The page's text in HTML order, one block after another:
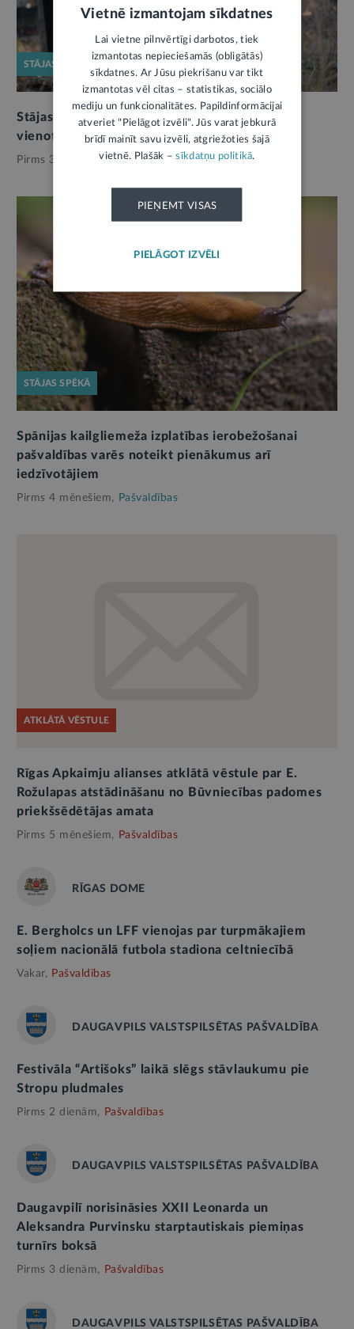
STĀJAS SPĒKĀ
Stājas spēkā jaunais Kapsētu likums: turpmāk
vienots regulējums visām pašvaldībām
Pirms 3 mēnešiem, Pašvaldības
STĀJAS SPĒKĀ
Spānijas kailgliemeža izplatības ierobežošanai
pašvaldības varēs noteikt pienākumus arī
iedzīvotājiem
Pirms 4 mēnešiem, Pašvaldības
ATKLĀTĀ VĒSTULE
Rīgas Apkaimju alianses atklātā vēstule par E.
Rožulapas atstādināšanu no Būvniecības padomes
priekšsēdētājas amata
Pirms 5 mēnešiem, Pašvaldības
RĪGAS DOME
E. Bergholcs un LFF vienojas par turpmākajiem
soļiem nacionālā futbola stadiona celtniecībā
Vakar, Pašvaldības
DAUGAVPILS VALSTSPILSĒTAS PAŠVALDĪBA
Festivāla “Artišoks” laikā slēgs stāvlaukumu pie
Stropu pludmales
Pirms 2 dienām, Pašvaldības
DAUGAVPILS VALSTSPILSĒTAS PAŠVALDĪBA
Daugavpilī norisināsies XXII Leonarda un
Aleksandra Purvinsku starptautiskais piemiņas
turnīrs boksā
Pirms 3 dienām, Pašvaldības
DAUGAVPILS VALSTSPILSĒTAS PAŠVALDĪBA
Vietnē izmantojam sīkdatnes
Lai vietne pilnvērtīgi darbotos, tiek
izmantotas nepieciešamās (obligātās)
sīkdatnes. Ar Jūsu piekrišanu var tikt
izmantotas vēl citas – statistikas, sociālo
mediju un funkcionalitātes. Papildinformācijai
atveriet "Pielāgot izvēli". Jūs varat jebkurā
brīdī mainīt savu izvēli, atgriežoties šajā
vietnē. Plašāk –sīkdatņu politikā.
PIEŅEMT VISAS
PIELĀGOT IZVĒLI